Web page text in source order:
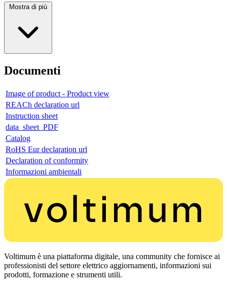
Mostra di più
Documenti
Image of product - Product view
REACh declaration url
Instruction sheet
data_sheet_PDF
Catalog
RoHS Eur declaration url
Declaration of conformity
Informazioni ambientali
Voltimum è una piattaforma digitale, una community che fornisce ai
professionisti del settore elettrico aggiornamenti, informazioni sui
prodotti, formazione e strumenti utili.